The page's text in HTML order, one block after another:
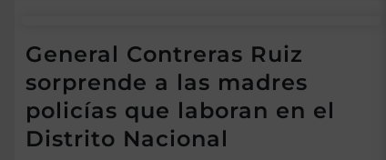
General Contreras Ruiz
sorprende a las madres
policías que laboran en el
Distrito Nacional